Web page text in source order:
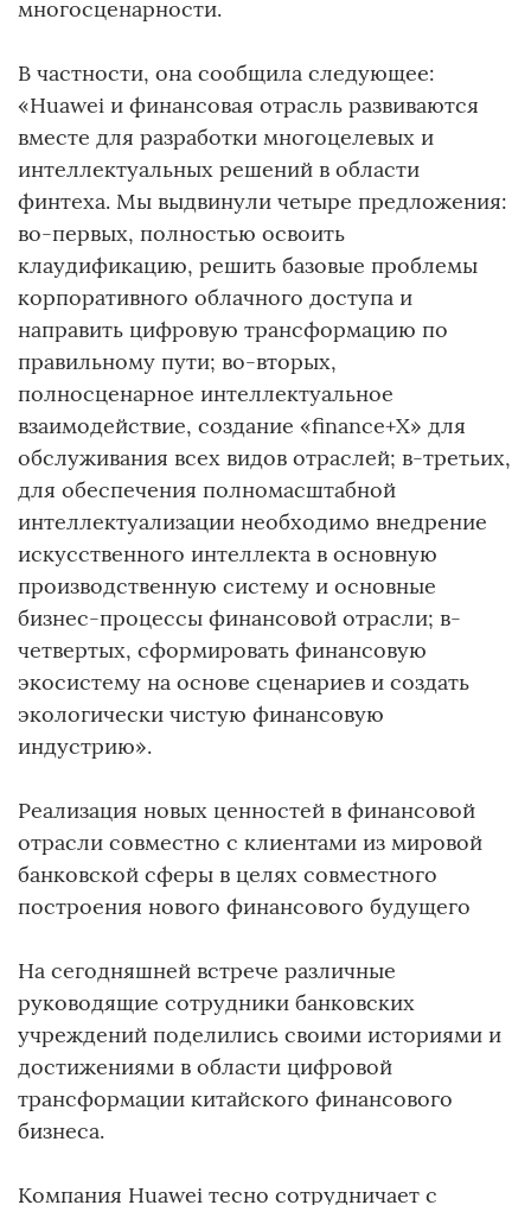
многосценарности.
В частности, она сообщила следующее:
«Huawei и финансовая отрасль развиваются
вместе для разработки многоцелевых и
интеллектуальных решений в области
финтеха. Мы выдвинули четыре предложения:
во-первых, полностью освоить
клаудификацию, решить базовые проблемы
корпоративного облачного доступа и
направить цифровую трансформацию по
правильному пути; во-вторых,
полносценарное интеллектуальное
взаимодействие, создание «finance+X» для
обслуживания всех видов отраслей; в-третьих,
для обеспечения полномасштабной
интеллектуализации необходимо внедрение
искусственного интеллекта в основную
производственную систему и основные
бизнес-процессы финансовой отрасли; в-
четвертых, сформировать финансовую
экосистему на основе сценариев и создать
экологически чистую финансовую
индустрию».
Реализация новых ценностей в финансовой
отрасли совместно с клиентами из мировой
банковской сферы в целях совместного
построения нового финансового будущего
На сегодняшней встрече различные
руководящие сотрудники банковских
учреждений поделились своими историями и
достижениями в области цифровой
трансформации китайского финансового
бизнеса.
Компания Huawei тесно сотрудничает с